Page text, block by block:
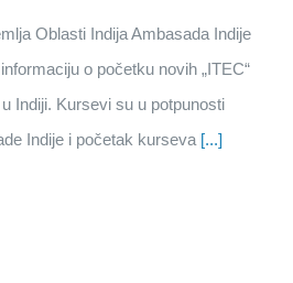
Oblasti Indija Ambasada Indije
o početku novih „ITEC“
Indiji. Kursevi su u potpunosti
Indije i početak kurseva [...]